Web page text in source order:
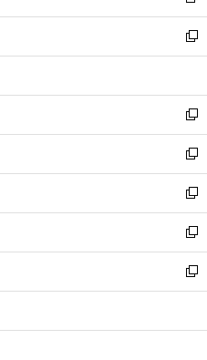
開
く
ウ
で
開
ン
ド
ウ
開
く
ウ
ィ
ン
ウ
で
開
く
し
い
ウ
ン
ド
ウ
で
開
く
新
し
ウ
ィ
ン
ド
ウ
で
開
く
新
し
い
ウ
ィ
ン
ド
ウ
で
開
新
し
い
ウ
ィ
ン
ド
ウ
開
新
し
い
ウ
ィ
ン
ウ
新
し
い
ウ
ン
新
し
ウ